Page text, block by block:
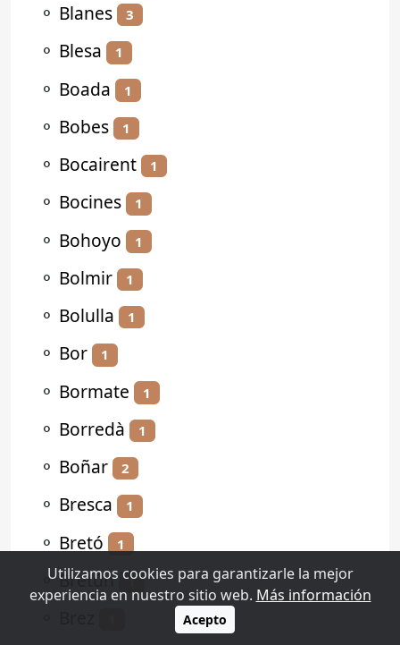
⚬ Blanes 3
⚬ Blesa 1
⚬ Boada 1
⚬ Bobes 1
⚬ Bocairent 1
⚬ Bocines 1
⚬ Bohoyo 1
⚬ Bolmir 1
⚬ Bolulla 1
⚬ Bor 1
⚬ Bormate 1
⚬ Borredà 1
⚬ Boñar 2
⚬ Bresca 1
⚬ Bretó 1
⚬Bretún 1
Utilizamos cookies para garantizarle la mejor
experiencia en nuestro sitio web. Más información
Acepto